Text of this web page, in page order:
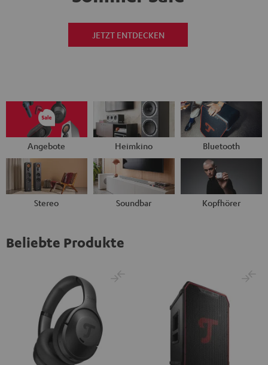
JETZT ENTDECKEN
Angebote Heimkino Bluetooth
Stereo Soundbar Kopfhörer
Beliebte Produkte